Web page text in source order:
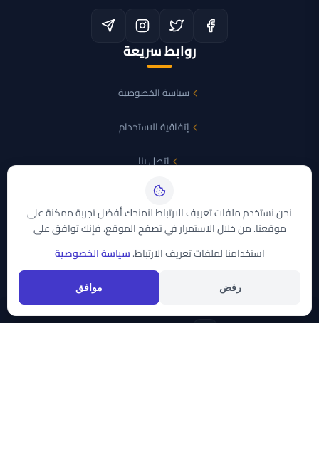
روابط سريعة
سياسة الخصوصية
إتفاقية الاستخدام
اتصل بنا
الأقمار الصناعية
نايل سات
عرب سات
نحن نستخدم ملفات تعريف الارتباط لنمنحك أفضل تجربة ممكنة على
موقعنا. من خلال الاستمرار في تصفح الموقع، فإنك توافق على
استخدامنا لملفات تعريف الارتباط.سياسة الخصوصية
رفض موافق